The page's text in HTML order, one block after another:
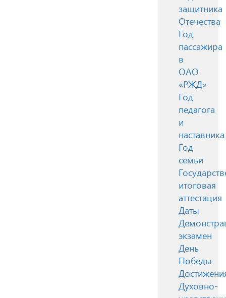
защитника
Отечества
Год
пассажира
в
ОАО
«РЖД»
Год
педагога
и
наставника
Год
семьи
итоговая
аттестация
Даты
экзамен
День
Победы
Духовно-